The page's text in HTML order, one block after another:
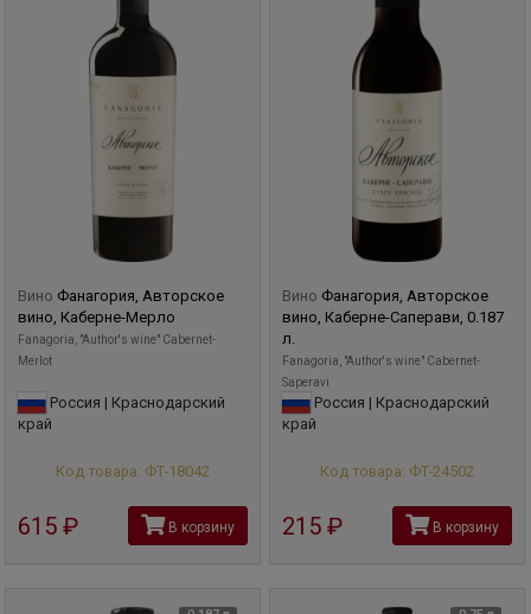
Вино Фанагория, Авторское
вино, Каберне-Мерло
Fanagoria, "Author's wine" Cabernet-
Merlot
Россия | Краснодарский
край
Код товара: ФТ-18042
615 В корзину
Вино Фанагория, Авторское
вино, Каберне-Саперави, 0.187
л.
Fanagoria, "Author's wine" Cabernet-
Saperavi
Россия | Краснодарский
край
Код товара: ФТ-24502
215 В корзину